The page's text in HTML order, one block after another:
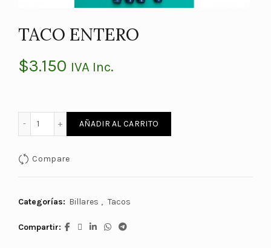
TACO ENTERO
$3.150 IVA Inc.
TACO ENTERO cantidad
AÑADIR AL CARRITO
Compare
Categorías: Billares , Tacos
Compartir